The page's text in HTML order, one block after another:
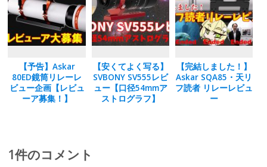
【予告】Askar
80ED鏡筒リレーレ
ビュー企画【レビュ
ーア募集！】
【安くてよく写る】
SVBONY SV555レビ
ュー【口径54mmア
ストログラフ】
【完結しました！】
Askar SQA85・天リ
フ読者 リレーレビュ
ー
1件のコメント